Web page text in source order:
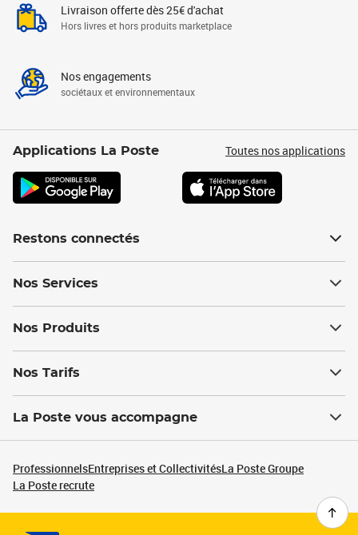
Livraison offerte dès 25€ d'achat
Hors livres et hors produits marketplace
Nos engagements
sociétaux et environnementaux
Applications La Poste Toutes nos applications
Restons connectés
Nos Services
Nos Produits
Nos Tarifs
La Poste vous accompagne
ProfessionnelsEntreprises et CollectivitésLa Poste Groupe
La Poste recrute